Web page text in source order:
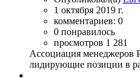
1 октября 2019 г.
комментариев: 0
0 понравилось
просмотров 1 281
Ассоциация менеджеров
лидирующие позиции в